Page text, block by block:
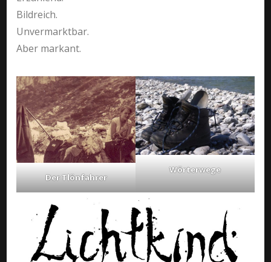
Bildreich.
Unvermarktbar.
Aber markant.
Der Tlönfahrer
Wörterwege